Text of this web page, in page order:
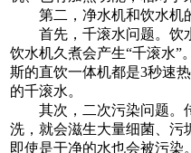
第二，净水机和饮水机的
首先，千滚水问题。饮水
饮水机久煮会产生“千滚水”
斯的直饮一体机都是3秒速
的千滚水。
其次，二次污染问题。
洗，就会滋生大量细菌、污
即使是干净的水也会被污